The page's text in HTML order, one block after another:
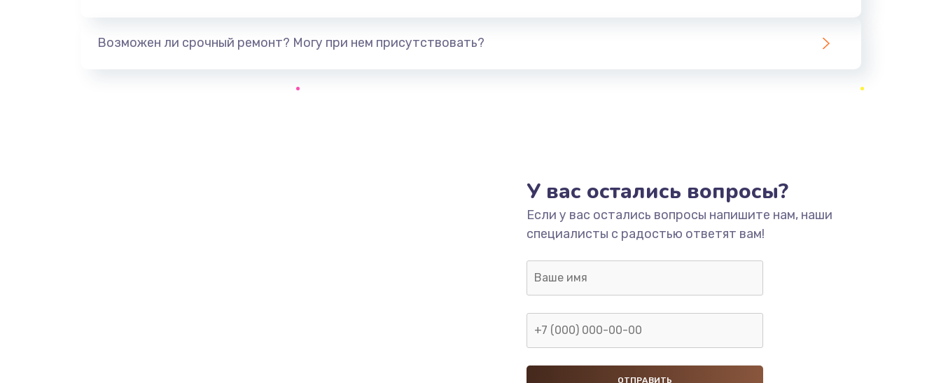
Возможен ли срочный ремонт? Могу при нем присутствовать?
У вас остались вопросы?
Если у вас остались вопросы напишите нам, наши
специалисты с радостью ответят вам!